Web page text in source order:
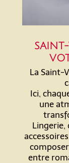
La Saint-
Ici,
une
Lingerie,
entre